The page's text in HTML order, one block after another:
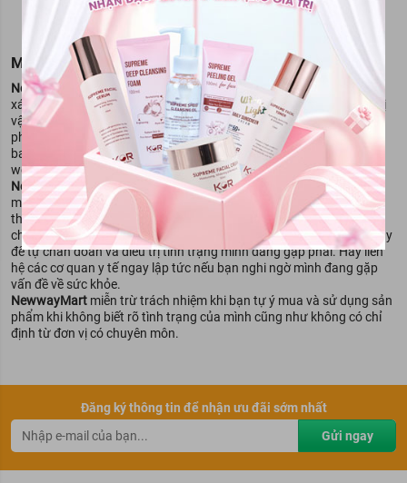
MIỄN TRỪ TRÁCH NGHIỆM
NewwayMart
luôn cố gắng đảm bảo rằng mọi thông tin đều chính
xác khi đưa lên website, nhưng đôi khi đối tác của chúng tôi - Đơn vị
vận hành gian hàng chưa kịp cập nhật thông tin mới nhất của sản
phẩm vì lý do nhà sản xuất có thể thay đổi thành phần sản phẩm,
bao bì thiết kế cũng có thể khác biệt với những gì được mô tả trên
website. Chúng tôi khuyến cáo bạn nên hỏi lại đối tác của
NewwayMart - Đơn vị vận hành gian hàng, trước khi quyết định đặt
mua sản phẩm. Nội dung trên trang website này chỉ được dùng để
tham khảo, không thể thay thế chỉ dẫn của dược sỹ, bác sỹ và các
chuyên gia chăm sóc sắc đẹp. Bạn không nên sử dụng thông tin này
để tự chẩn đoán và điều trị tình trạng mình đang gặp phải. Hãy liên
hệ các cơ quan y tế ngay lập tức nếu bạn nghi ngờ mình đang gặp
vấn đề về sức khỏe.
NewwayMart miễn trừ trách nhiệm khi bạn tự ý mua và sử dụng sản
phẩm khi không biết rõ tình trạng của mình cũng như không có chỉ
định từ đơn vị có chuyên môn.
Đăng ký thông tin để nhận ưu đãi sớm nhất
Gửi ngay